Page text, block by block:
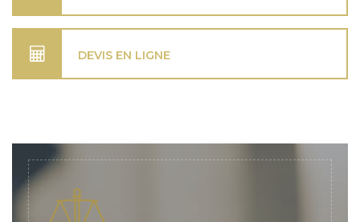
DEVIS EN LIGNE